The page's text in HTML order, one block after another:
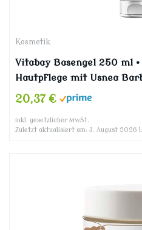
Kosmetik
Vitabay Basengel 250 ml
Hautpflege mit Usnea
Basenkuren
20,37 €
inkl. gesetzlicher MwSt.
Zuletzt aktualisiert am: 3. August 2026